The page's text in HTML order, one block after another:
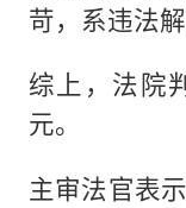
苛，系违法
综上，法院
元。
主审法官表